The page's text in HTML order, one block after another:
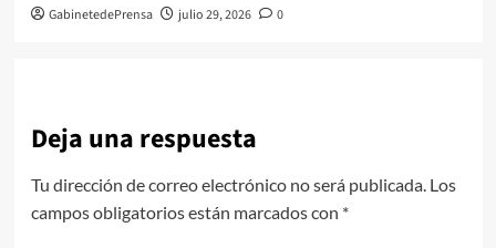
GabinetedePrensa julio 29, 2026 0
Deja una respuesta
Tu dirección de correo electrónico no será publicada. Los
campos obligatorios están marcados con *